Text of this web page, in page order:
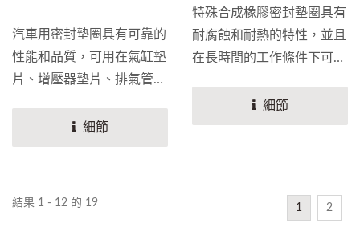
汽車用密封墊圈具有可靠的
性能和品質，可用在氣缸墊
片、增壓器墊片、排氣管墊
的庫存和符合汽車規格最常
見的尺寸，種類含各大國際
細節
特殊合成橡膠密封墊圈具有
耐腐蝕和耐熱的特性，並且
在長時間的工作條件下可以
的金屬表面物件上也可以使
用，能夠鎖緊防止液體洩漏
完成下定之後，從密封的模
具設計、配方到進貨檢驗和
細節
結果 1 - 12 的 19 1 2